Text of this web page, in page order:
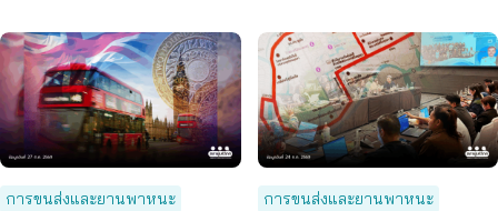
การขนส่งและยานพาหนะ การขนส่งและยานพาหนะ